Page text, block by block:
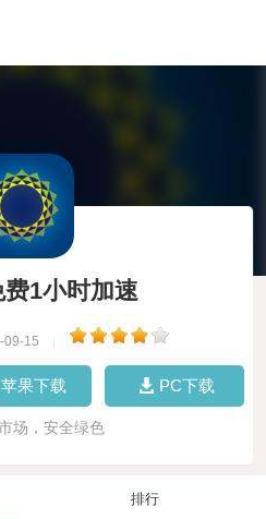
1小时加速
09-15
苹果下载 PC下载
场，安全绿色
排行